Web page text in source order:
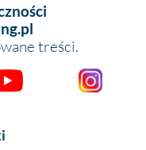
treści.